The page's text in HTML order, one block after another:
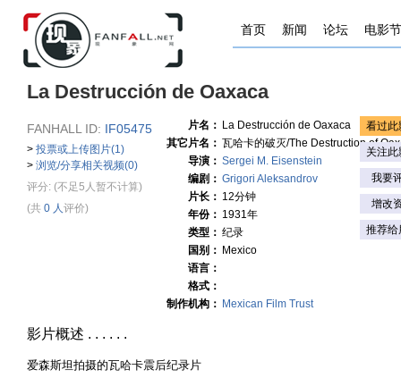
首页 新闻 论坛 电影节
La Destrucción de Oaxaca
FANHALL ID: IF05475
> 投票或上传图片(1)
> 浏览/分享相关视频(0)
评分: (不足5人暂不计算)
(共 0 人评价)
片名： La Destrucción de Oaxaca
其它片名： 瓦哈卡的破灭/The Destruction of
导演： Sergei M. Eisenstein
编剧： Grigori Aleksandrov
片长： 12分钟
年份： 1931年
类型： 纪录
国别： Mexico
语言：
格式：
制作机构： Mexican Film Trust
看过此
关注此
我要
增改
推荐给
影片概述 . . . . . .
爱森斯坦拍摄的瓦哈卡震后纪录片